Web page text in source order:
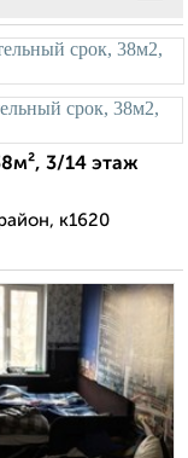
3/14 этаж
к1620